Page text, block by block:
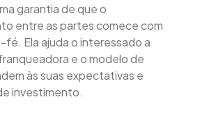
garantia de que o
entre as partes comece com
fé. Ela ajuda o interessado a
e o modelo de
às suas expectativas e
investimento.